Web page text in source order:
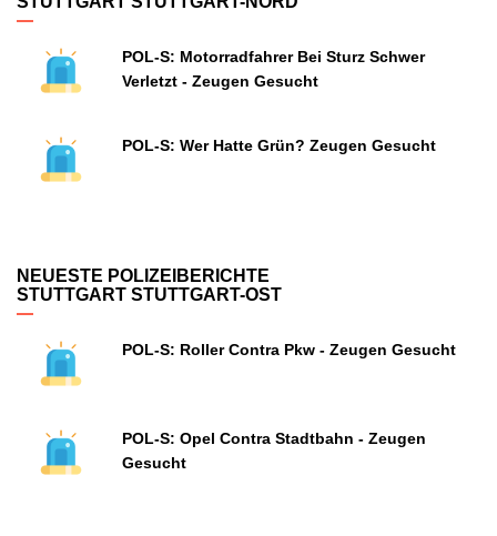
POL-S: Motorradfahrer Bei Sturz Schwer
Verletzt - Zeugen Gesucht
POL-S: Wer Hatte Grün? Zeugen Gesucht
NEUESTE POLIZEIBERICHTE
STUTTGART STUTTGART-OST
POL-S: Roller Contra Pkw - Zeugen Gesucht
POL-S: Opel Contra Stadtbahn - Zeugen
Gesucht